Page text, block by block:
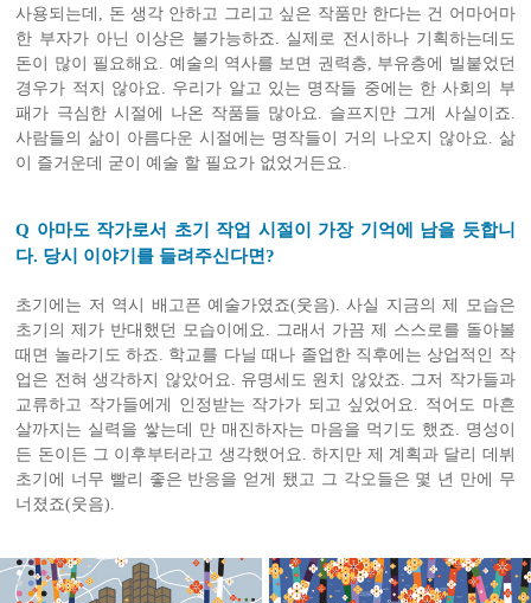
사용되는데, 돈 생각 안하고 그리고 싶은 작품만 한다는 건 어마어마
한 부자가 아닌 이상은 불가능하죠. 실제로 전시하나 기획하는데도
돈이 많이 필요해요. 예술의 역사를 보면 권력층, 부유층에 빌붙었던
경우가 적지 않아요. 우리가 알고 있는 명작들 중에는 한 사회의 부
패가 극심한 시절에 나온 작품들 많아요. 슬프지만 그게 사실이죠.
사람들의 삶이 아름다운 시절에는 명작들이 거의 나오지 않아요. 삶
이 즐거운데 굳이 예술 할 필요가 없었거든요.
Q 아마도 작가로서 초기 작업 시절이 가장 기억에 남을 듯합니
다. 당시 이야기를 들려주신다면?
초기에는 저 역시 배고픈 예술가였죠(웃음). 사실 지금의 제 모습은
초기의 제가 반대했던 모습이에요. 그래서 가끔 제 스스로를 돌아볼
때면 놀라기도 하죠. 학교를 다닐 때나 졸업한 직후에는 상업적인 작
업은 전혀 생각하지 않았어요. 유명세도 원치 않았죠. 그저 작가들과
교류하고 작가들에게 인정받는 작가가 되고 싶었어요. 적어도 마흔
살까지는 실력을 쌓는데 만 매진하자는 마음을 먹기도 했죠. 명성이
든 돈이든 그 이후부터라고 생각했어요. 하지만 제 계획과 달리 데뷔
초기에 너무 빨리 좋은 반응을 얻게 됐고 그 각오들은 몇 년 만에 무
너졌죠(웃음).